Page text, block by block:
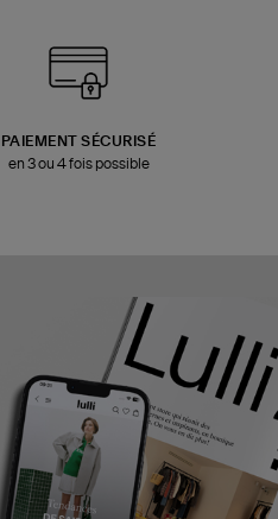
PAIEMENT SÉCURISÉ
en 3 ou 4 fois possible